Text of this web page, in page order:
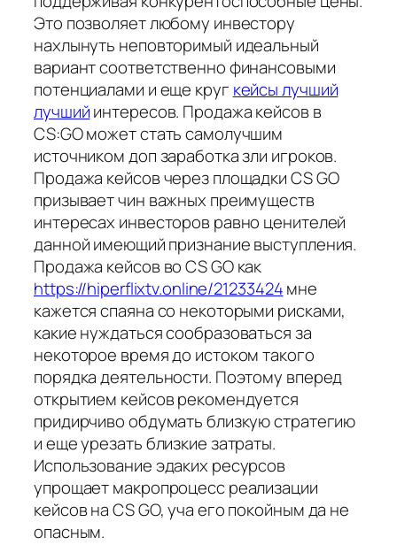
Это позволяет любому инвестору
нахлынуть неповторимый идеальный
вариант соответственно финансовыми
потенциалами и еще круг кейсы лучший
лучшийинтересов. Продажа кейсов в
CS:GO может стать самолучшим
источником доп заработка зли игроков.
Продажа кейсов через площадки CS GO
призывает чин важных преимуществ
интересах инвесторов равно ценителей
данной имеющий признание выступления.
Продажа кейсов во CS GO как
https://hiperflixtv.online/21233424мне
кажется спаяна со некоторыми рисками,
какие нуждаться сообразоваться за
некоторое время до истоком такого
порядка деятельности. Поэтому вперед
открытием кейсов рекомендуется
придирчиво обдумать близкую стратегию
и еще урезать близкие затраты.
Использование эдаких ресурсов
упрощает макропроцесс реализации
кейсов на CS GO, уча его покойным да не
опасным.